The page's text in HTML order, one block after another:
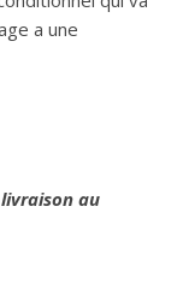
a une
au